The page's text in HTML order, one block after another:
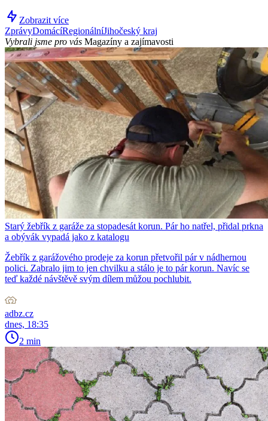
Zobrazit více
ZprávyDomácíRegionálníJihočeský kraj
Vybrali jsme pro vás Magazíny a zajímavosti
Starý žebřík z garáže za stopadesát korun. Pár ho natřel, přidal prkna
a obývák vypadá jako z katalogu
Žebřík z garážového prodeje za korun přetvořil pár v nádhernou
polici. Zabralo jim to jen chvilku a stálo je to pár korun. Navíc se
teď každé návštěvě svým dílem můžou pochlubit.
adbz.cz
dnes, 18:35
2 min